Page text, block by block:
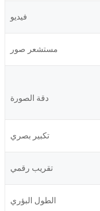
فيديو
مستشعر صور
دقة الصورة
تكبير بصري
تقريب رقمي
الطول البؤري